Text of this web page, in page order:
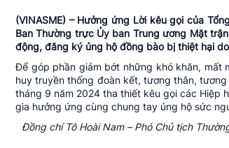
(VINASME) – Hưởng ứng Lời kêu gọi của
Ban Thường trực Ủy ban Trung ương Mặt
động, đăng ký ủng hộ đồng bào bị thiệt hại
Để góp phần giảm bớt những khó khăn, mất
huy truyền thống đoàn kết, tương thân,
tháng 9 năm 2024 tha thiết kêu gọi các Hiệp
gia hưởng ứng cùng chung tay ủng hộ sức
Đồng chí Tô Hoài Nam – Phó Chủ tịch